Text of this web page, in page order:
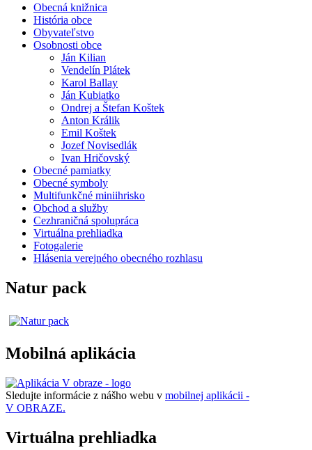
Obecná knižnica
História obce
Obyvateľstvo
Osobnosti obce
Ján Kilian
Vendelín Plátek
Karol Ballay
Ján Kubiatko
Ondrej a Štefan Koštek
Anton Králik
Emil Koštek
Jozef Novisedlák
Ivan Hričovský
Obecné pamiatky
Obecné symboly
Multifunkčné miniihrisko
Obchod a služby
Cezhraničná spolupráca
Virtuálna prehliadka
Fotogalerie
Hlásenia verejného obecného rozhlasu
Natur pack
Mobilná aplikácia
Sledujte informácie z nášho webu v mobilnej aplikácii -
V OBRAZE.
Virtuálna prehliadka